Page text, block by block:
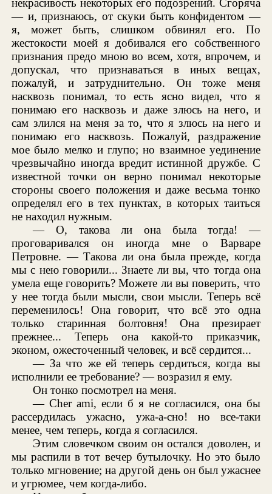
некрасивость некоторых его подозрений. Сгоряча
— и, признаюсь, от скуки быть конфидентом —
я, может быть, слишком обвинял его. По
жестокости моей я добивался его собственного
признания предо мною во всем, хотя, впрочем, и
допускал, что признаваться в иных вещах,
пожалуй, и затруднительно. Он тоже меня
насквозь понимал, то есть ясно видел, что я
понимаю его насквозь и даже злюсь на него, и
сам злился на меня за то, что я злюсь на него и
понимаю его насквозь. Пожалуй, раздражение
мое было мелко и глупо; но взаимное уединение
чрезвычайно иногда вредит истинной дружбе. С
известной точки он верно понимал некоторые
стороны своего положения и даже весьма тонко
определял его в тех пунктах, в которых таиться
не находил нужным.
— О, такова ли она была тогда! —
проговаривался он иногда мне о Варваре
Петровне. — Такова ли она была прежде, когда
мы с нею говорили... Знаете ли вы, что тогда она
умела еще говорить? Можете ли вы поверить, что
у нее тогда были мысли, свои мысли. Теперь всё
переменилось! Она говорит, что всё это одна
только старинная болтовня! Она презирает
прежнее... Теперь она какой-то приказчик,
эконом, ожесточенный человек, и всё сердится...
— За что же ей теперь сердиться, когда вы
исполнили ее требование? — возразил я ему.
Он тонко посмотрел на меня.
— Cher ami, если б я не согласился, она бы
рассердилась ужасно, ужа-а-сно! но все-таки
менее, чем теперь, когда я согласился.
Этим словечком своим он остался доволен, и
мы распили в тот вечер бутылочку. Но это было
только мгновение; на другой день он был ужаснее
и угрюмее, чем когда-либо.